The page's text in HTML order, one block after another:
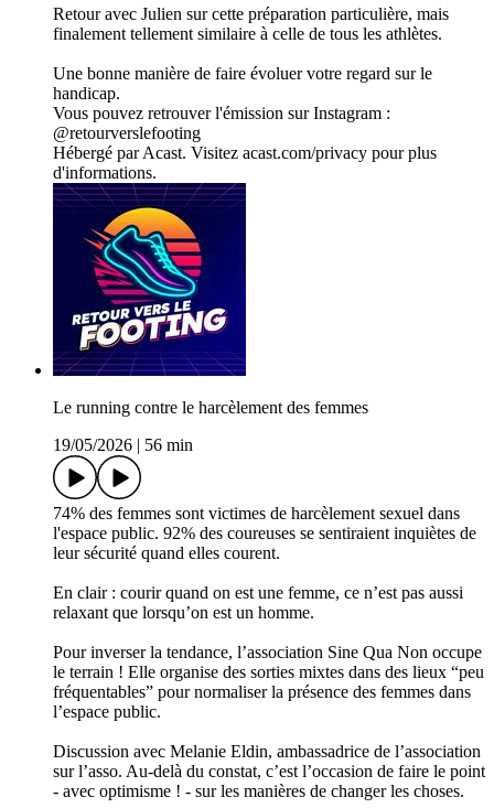
Retour avec Julien sur cette préparation particulière, mais
finalement tellement similaire à celle de tous les athlètes.
Une bonne manière de faire évoluer votre regard sur le
handicap.
Vous pouvez retrouver l'émission sur Instagram :
@retourverslefooting
Hébergé par Acast. Visitez acast.com/privacy pour plus
d'informations.
Le running contre le harcèlement des femmes
19/05/2026
56 min
74% des femmes sont victimes de harcèlement sexuel dans
l'espace public. 92% des coureuses se sentiraient inquiètes de
leur sécurité quand elles courent.
En clair : courir quand on est une femme, ce n’est pas aussi
relaxant que lorsqu’on est un homme.
Pour inverser la tendance, l’association Sine Qua Non occupe
le terrain ! Elle organise des sorties mixtes dans des lieux “peu
fréquentables” pour normaliser la présence des femmes dans
l’espace public.
Discussion avec Melanie Eldin, ambassadrice de l’association
sur l’asso. Au-delà du constat, c’est l’occasion de faire le point
- avec optimisme ! - sur les manières de changer les choses.